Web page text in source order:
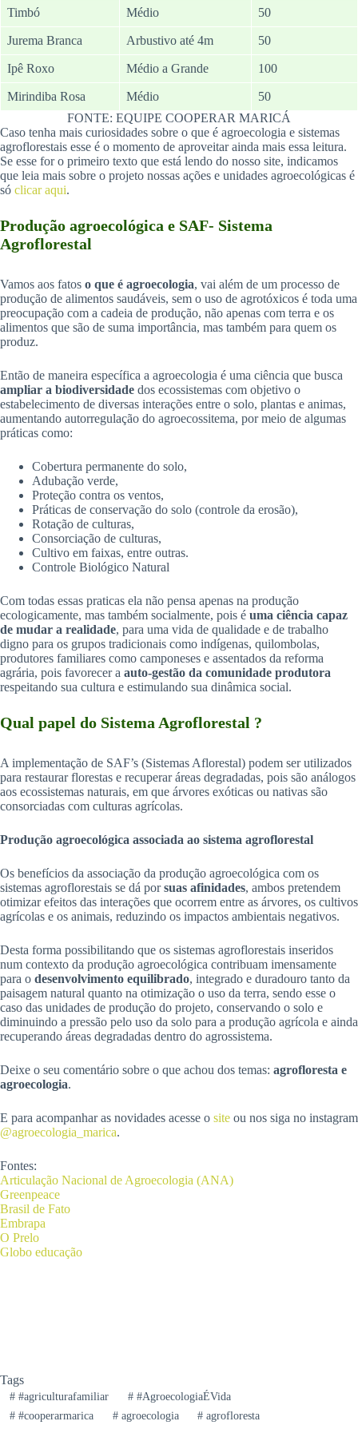
Timbó Médio 50
Jurema Branca Arbustivo até 4m 50
Ipê Roxo Médio a Grande 100
Mirindiba Rosa Médio
50
FONTE: EQUIPE COOPERAR MARICÁ
Caso tenha mais curiosidades sobre o que é agroecologia e sistemas
agroflorestais esse é o momento de aproveitar ainda mais essa leitura.
Se esse for o primeiro texto que está lendo do nosso site, indicamos
que leia mais sobre o projeto nossas ações e unidades agroecológicas é
só clicar aqui.
Produção agroecológica e SAF- Sistema
Agroflorestal
Vamos aos fatos o que é agroecologia, vai além de um processo de
produção de alimentos saudáveis, sem o uso de agrotóxicos é toda uma
preocupação com a cadeia de produção, não apenas com terra e os
alimentos que são de suma importância, mas também para quem os
produz.
Então de maneira específica a agroecologia é uma ciência que busca
ampliar a biodiversidade dos ecossistemas com objetivo o
estabelecimento de diversas interações entre o solo, plantas e animas,
aumentando autorregulação do agroecossitema, por meio de algumas
práticas como:
Cobertura permanente do solo,
Adubação verde,
Proteção contra os ventos,
Práticas de conservação do solo (controle da erosão),
Rotação de culturas,
Consorciação de culturas,
Cultivo em faixas, entre outras.
Controle Biológico Natural
Com todas essas praticas ela não pensa apenas na produção
ecologicamente, mas também socialmente, pois é uma ciência capaz
de mudar a realidade, para uma vida de qualidade e de trabalho
digno para os grupos tradicionais como indígenas, quilombolas,
produtores familiares como camponeses e assentados da reforma
agrária, pois favorecer a auto-gestão da comunidade produtora
respeitando sua cultura e estimulando sua dinâmica social.
Qual papel do Sistema Agroflorestal ?
A implementação de SAF’s (Sistemas Aflorestal) podem ser utilizados
para restaurar florestas e recuperar áreas degradadas, pois são análogos
aos ecossistemas naturais, em que árvores exóticas ou nativas são
consorciadas com culturas agrícolas.
Produção agroecológica associada ao sistema agroflorestal
Os benefícios da associação da produção agroecológica com os
sistemas agroflorestais se dá porsuas afinidades, ambos pretendem
otimizar efeitos das interações que ocorrem entre as árvores, os cultivos
agrícolas e os animais, reduzindo os impactos ambientais negativos.
Desta forma possibilitando que os sistemas agroflorestais inseridos
num contexto da produção agroecológica contribuam imensamente
para o desenvolvimento equilibrado, integrado e duradouro tanto da
paisagem natural quanto na otimização o uso da terra, sendo esse o
caso das unidades de produção do projeto, conservando o solo e
diminuindo a pressão pelo uso da solo para a produção agrícola e ainda
recuperando áreas degradadas dentro do agrossistema.
Deixe o seu comentário sobre o que achou dos temas: agrofloresta e
agroecologia.
E para acompanhar as novidades acesse o site ou nos siga no instagram
@agroecologia_marica.
Fontes:
Articulação Nacional de Agroecologia (ANA)
Greenpeace
Brasil de Fato
Embrapa
O Prelo
Globo educação
Tags
##agriculturafamiliar ##AgroecologiaÉVida
##cooperarmarica #agroecologia # agrofloresta